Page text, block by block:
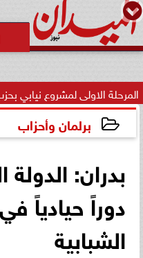
نيابي بحزب الوعي لتأهيل...
برلمان وأحزاب
بدران:
دوراً حيادياً
الشبابية